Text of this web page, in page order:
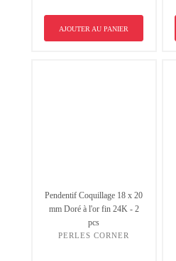
AJOUTER AU PANIER
Pendentif Coquillage 18 x 20
mm Doré à l'or fin 24K - 2
pcs
PERLES CORNER